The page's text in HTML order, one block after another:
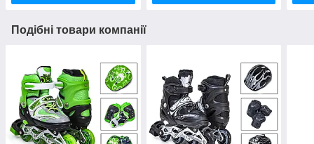
Подібні товари компанії